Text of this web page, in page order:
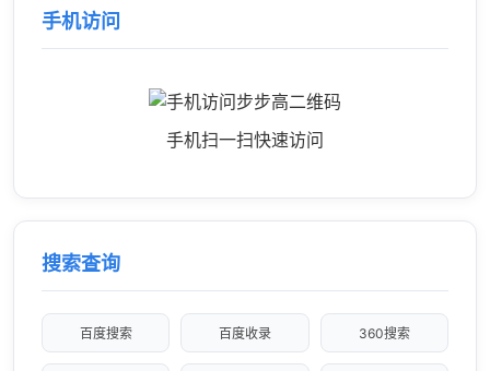
手机访问
手机扫一扫快速访问
搜索查询
百度搜索 百度收录 360搜索